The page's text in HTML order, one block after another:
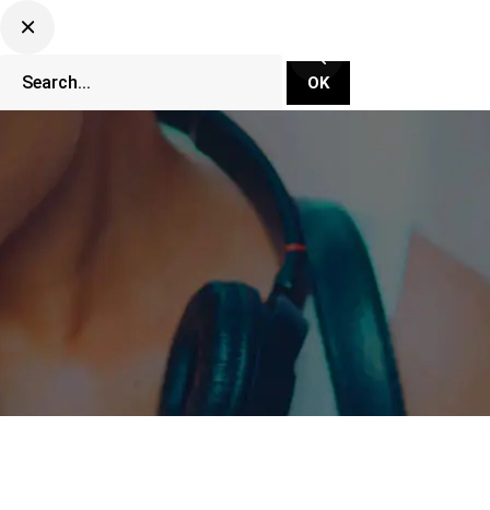
CLUBBING TV NETWORK